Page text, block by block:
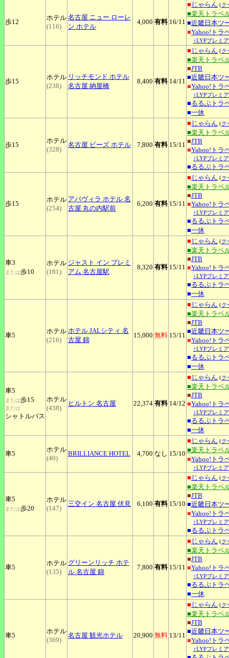
歩12
ホテル
(116)
名古屋 ニュー ローレ
ン ホテル
4,000 有料 16/11
■ じゃらん (ク
■楽天トラベ
■近畿日本ツ
■Yahoo!トラ
↑LYPプレミ
歩15
ホテル
(238)
リッチモンド ホテル
名古屋 納屋橋
8,400 有料 14/11
■ じゃらん (ク
■楽天トラベ
■JTB
■近畿日本ツ
■Yahoo!トラ
↑LYPプレミ
■るるぶトラ
■一休
歩15
ホテル
(328)
名古屋 ビーズ ホテル 7,800 有料 15/11
■ じゃらん (ク
■楽天トラベ
■JTB
■Yahoo!トラ
↑LYPプレミ
■るるぶトラ
歩15
ホテル
(254)
アパヴィラ ホテル 名
古屋 丸の内駅前
6,200 有料 15/11
■ じゃらん (ク
■楽天トラベ
■JTB
■Yahoo!トラ
↑LYPプレミ
■るるぶトラ
■一休
車3
または歩10
ホテル
(181)
ジャスト イン プレミ
アム 名古屋駅
8,320 有料 15/11
■ じゃらん (ク
■楽天トラベ
■JTB
■Yahoo!トラ
↑LYPプレミ
■るるぶトラ
■一休
車5
ホテル
(216)
ホテル JALシティ 名
古屋 錦
15,000 無料 15/11
■ じゃらん (ク
■楽天トラベ
■JTB
■近畿日本ツ
■Yahoo!トラ
↑LYPプレミ
■るるぶトラ
■一休
車5
または歩15
または
シャトルバス
ホテル
(438)
ヒルトン 名古屋 22,374 有料 14/12
■ じゃらん (ク
■楽天トラベ
■JTB
■Yahoo!トラ
↑LYPプレミ
■るるぶトラ
■一休
車5
ホテル
(40)
BRILLIANCE HOTEL 4,700 なし 15/10
■ じゃらん (ク
■楽天トラベ
■Yahoo!トラ
↑LYPプレミ
車5
または歩20
ホテル
(147)
三交イン 名古屋 伏見 6,100 有料 15/10
■ じゃらん (ク
■楽天トラベ
■JTB
■近畿日本ツ
■Yahoo!トラ
↑LYPプレミ
■るるぶトラ
車5
ホテル
(135)
グリーンリッチ ホテ
ル 名古屋 錦
7,800 有料 15/11
■ じゃらん (ク
■楽天トラベ
■JTB
■Yahoo!トラ
↑LYPプレミ
■るるぶトラ
■一休
車5
ホテル
(369)
名古屋 観光ホテル 20,900 無料 13/11
■ じゃらん (ク
■楽天トラベ
■JTB
■近畿日本ツ
■Yahoo!トラ
↑LYPプレミ